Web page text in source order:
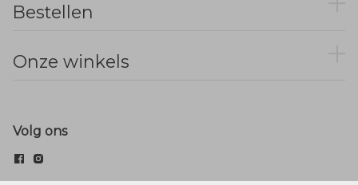
Bestellen
Onze winkels
Volg ons